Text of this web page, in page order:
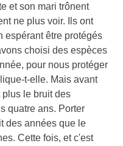
et son mari trônent
ne plus voir. Ils ont
espérant être protégés
choisi des espèces
pour nous protéger
t-elle. Mais avant
le bruit des
quatre ans. Porter
des années que le
Cette fois, et c'est